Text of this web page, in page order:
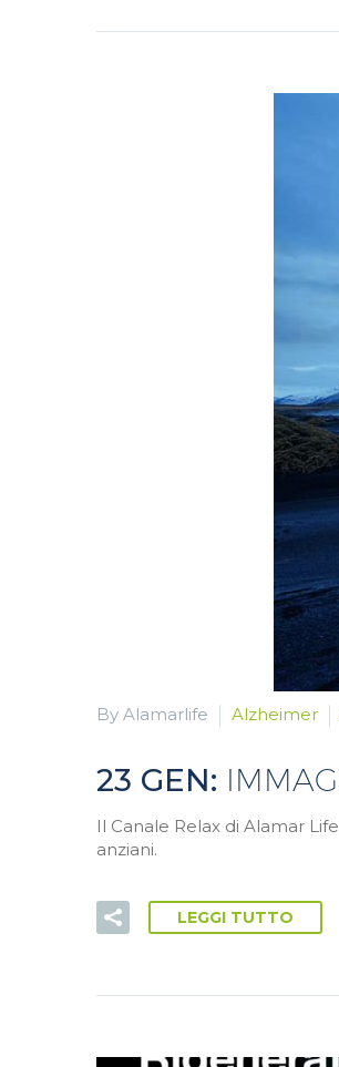
By Alamarlife Alzheimer
23 GEN:
Il Canale Relax di Alamar
anziani.
LEGGI TUTTO